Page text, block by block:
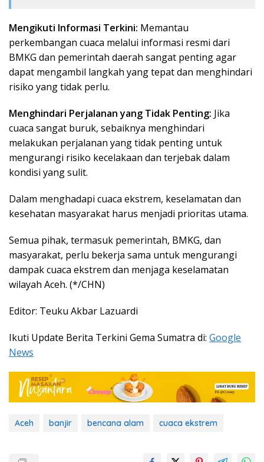
Mengikuti Informasi Terkini: Memantau
perkembangan cuaca melalui informasi resmi dari
BMKG dan pemerintah daerah sangat penting agar
dapat mengambil langkah yang tepat dan menghindari
risiko yang tidak perlu.
Menghindari Perjalanan yang Tidak Penting: Jika
cuaca sangat buruk, sebaiknya menghindari
melakukan perjalanan yang tidak penting untuk
mengurangi risiko kecelakaan dan terjebak dalam
kondisi yang sulit.
Dalam menghadapi cuaca ekstrem, keselamatan dan
kesehatan masyarakat harus menjadi prioritas utama.
Semua pihak, termasuk pemerintah, BMKG, dan
masyarakat, perlu bekerja sama untuk mengurangi
dampak cuaca ekstrem dan menjaga keselamatan
wilayah Aceh. (*/CHN)
Editor: Teuku Akbar Lazuardi
Ikuti Update Berita Terkini Gema Sumatra di: Google
News
Aceh banjir bencana alam cuaca ekstrem